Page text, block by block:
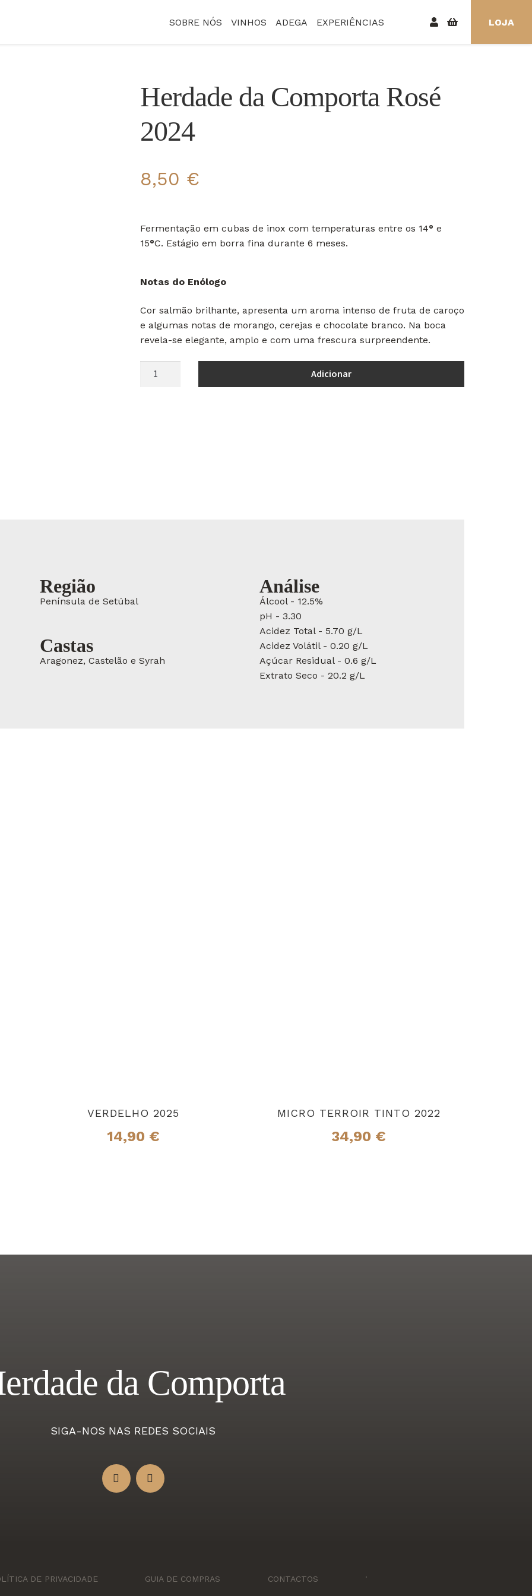
SOBRE NÓS VINHOS ADEGA EXPERIÊNCIAS LOJA
Herdade da Comporta Rosé
2024
8,50 €
Fermentação em cubas de inox com temperaturas entre os 14° e
15°C. Estágio em borra fina durante 6 meses.
Notas do Enólogo
Cor salmão brilhante, apresenta um aroma intenso de fruta de caroço
e algumas notas de morango, cerejas e chocolate branco. Na boca
revela-se elegante, amplo e com uma frescura surpreendente.
Adicionar
Região
Península de Setúbal
Castas
Aragonez, Castelão e Syrah
Análise
Álcool - 12.5%
pH - 3.30
Acidez Total - 5.70 g/L
Acidez Volátil - 0.20 g/L
Açúcar Residual - 0.6 g/L
Extrato Seco - 20.2 g/L
VERDELHO 2025
14,90 €
MICRO TERROIR TINTO 2022
34,90 €
da Comporta
SIGA-NOS NAS REDES SOCIAIS
DE PRIVACIDADE GUIA DE COMPRAS CONTACTOS .